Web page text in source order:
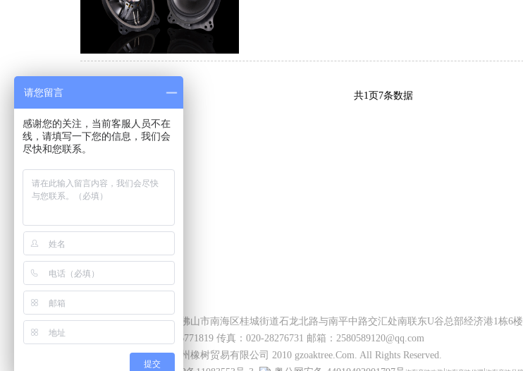
共1页7条数据
地址：广东省佛山市南海区桂城街道石龙北路与南平中路交汇处南联东U谷总部经济港1栋6楼
电话：0757-86771819 传真：020-28276731 邮箱：2580589120@qq.com
版权所有：广州橡树贸易有限公司 2010 gzoaktree.Com. All Rights Reserved.
请您留言
感谢您的关注，当前客服人员不在
线，请填写一下您的信息，我们会
尽快和您联系。
提交